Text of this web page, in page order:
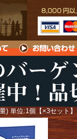
) 単位:1個【×3セット】